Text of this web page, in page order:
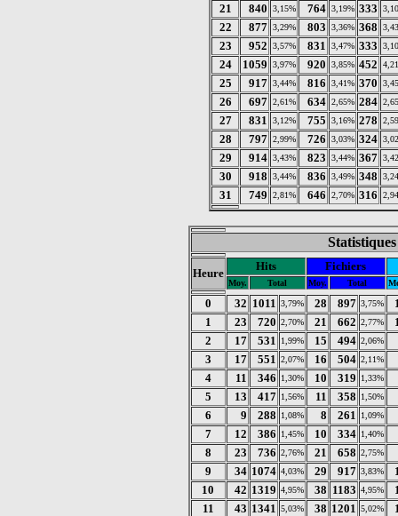
21 840 3,15% 764 3,19% 333
22 877 3,29% 803 3,36% 368
23 952 3,57% 831 3,47% 333
24 1059 3,97% 920 3,85% 452
25 917 3,44% 816 3,41% 370
26 697 2,61% 634 2,65% 284
27 831 3,12% 755 3,16% 278
28 797 2,99% 726 3,03% 324
29 914 3,43% 823 3,44% 367
30 918 3,44% 836 3,49% 348
31 749 2,81% 646 2,70% 316
Heure
Hits Fichiers
Moy. Total Moy. Total
0 32 1011 3,79% 28 897 3,75%
1
23 720 2,70% 21 662 2,77%
2
17 531 1,99% 15 494 2,06%
3 17 551 2,07% 16 504 2,11%
4 11 346 1,30% 10 319 1,33%
5 13 417 1,56% 11 358 1,50%
6 9 288 1,08% 8 261 1,09%
7 12 386 1,45% 10 334 1,40%
8 23 736 2,76% 21 658 2,75%
9 34 1074 4,03% 29 917 3,83%
10
42 1319 4,95% 38 1183 4,95%
11
43 1341 5,03% 38 1201 5,02%